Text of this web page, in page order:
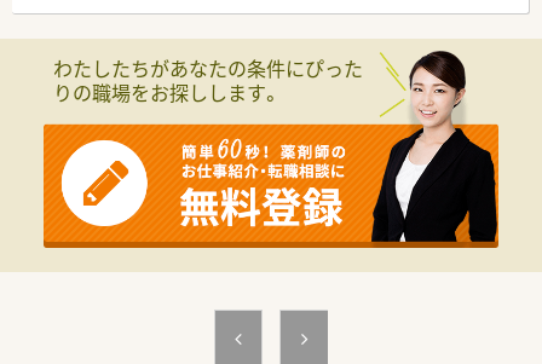
■沖縄県内と熊本県に計15店舗を展開する事業内容で、地域密
着型のチェーン薬局として運営しています。
■沖縄の南部や中部、北部に幅広く出店している形態のため、お
■社内外の研修や学会参加などの教育に力を入れており、社員の
成長を後押しする理念を持つ企業です。
【こんな取り組みをしています】
■お休みの取得を促進するため、複数店舗で連携して応援スタッ
フを派遣するヘルプ体制を整えています。
■定期的な勉強会やe-Learningを導入し、スタッフが自発的に
■Wワークも可能とするなど、多様な働き方を支援し、個人のラ
イフスタイルに合わせた勤務を応援します。
わたしたちがあなたの条件にぴった
りの職場をお探しします。